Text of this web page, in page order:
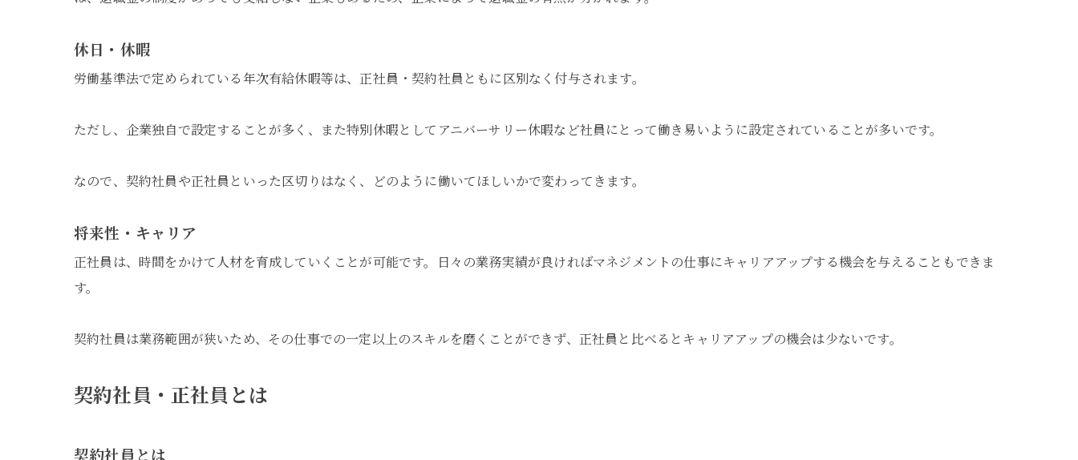
休日・休暇
労働基準法で定められている年次有給休暇等は、正社員・契約社員ともに区別なく付与されます。
ただし、企業独自で設定することが多く、また特別休暇としてアニバーサリー休暇など社員にとって働き易いように設定されていることが多いです。
なので、契約社員や正社員といった区切りはなく、どのように働いてほしいかで変わってきます。
将来性・キャリア
正社員は、時間をかけて人材を育成していくことが可能です。日々の業務実績が良ければマネジメントの仕事にキャリアアップする機会を与えることもできま
す。
契約社員は業務範囲が狭いため、その仕事での一定以上のスキルを磨くことができず、正社員と比べるとキャリアアップの機会は少ないです。
契約社員・正社員とは